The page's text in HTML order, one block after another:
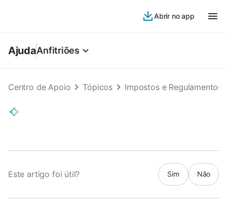
Abrir no app
AjudaAnfitriões
Centro de Apoio Tópicos Impostos e Regulamentos
Este artigo foi útil? Sim Não